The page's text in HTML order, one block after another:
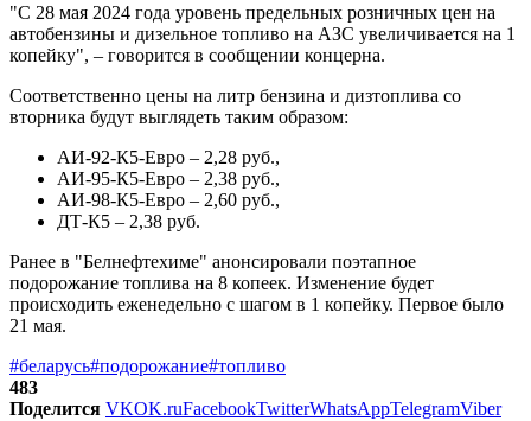
"С 28 мая 2024 года уровень предельных розничных цен на
автобензины и дизельное топливо на АЗС увеличивается на 1
копейку", – говорится в сообщении концерна.
Соответственно цены на литр бензина и дизтоплива со
вторника будут выглядеть таким образом:
АИ-92-К5-Евро – 2,28 руб.,
АИ-95-К5-Евро – 2,38 руб.,
АИ-98-К5-Евро – 2,60 руб.,
ДТ-К5 – 2,38 руб.
Ранее в "Белнефтехиме" анонсировали поэтапное
подорожание топлива на 8 копеек. Изменение будет
происходить еженедельно с шагом в 1 копейку. Первое было
21 мая.
#беларусь#подорожание#топливо
483
Поделится VKOK.ruFacebookTwitterWhatsAppTelegramViber